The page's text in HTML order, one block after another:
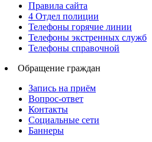
Правила сайта
4 Отдел полиции
Телефоны горячие линии
Телефоны экстренных служб
Телефоны справочной
Обращение граждан
Запись на приём
Вопрос-ответ
Контакты
Социальные сети
Баннеры